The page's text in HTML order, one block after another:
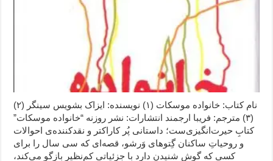
نام کتاب: خانواده موسکات (۱) نویسنده: ایزاک بشویس سینگر (۲)
(۳) مترجم: فریبا ارجمند انتشارات: نشر روزنه “خانواده موسکات”
کتابِ حیرت‌انگیزی‌ست؛ داستانی پُر کاراکتر و نقدکننده‌ی احوالات
و روحیاتِ ساکنان گِتوهای وَرشو، قصه‌ای که سی سال را برای
کسی که گوشِ شنیدن دارد با جزئیاتی کم‌نظیر بازگو می‌کند،